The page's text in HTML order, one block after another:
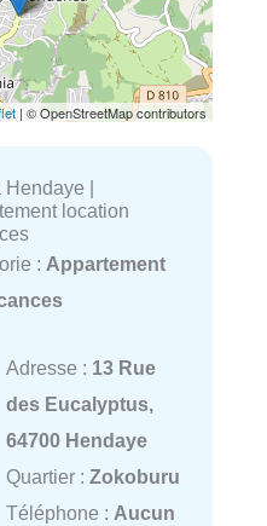
| © OpenStreetMap contributors
Hendaye |
location
: Appartement
Adresse : 13 Rue
des Eucalyptus,
64700 Hendaye
Quartier : Zokoburu
Téléphone : Aucun